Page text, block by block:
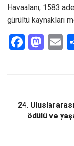
Havaalanı, 1583
gürültü kaynakları
F
o
o
M
d
o
E
24.
ödülü ve